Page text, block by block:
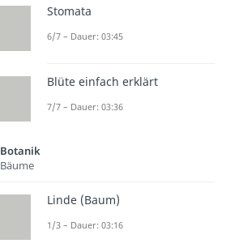
Stomata
6/7 – Dauer: 03:45
Blüte einfach erklärt
7/7 – Dauer: 03:36
Botanik
Bäume
Linde (Baum)
1/3 – Dauer: 03:16